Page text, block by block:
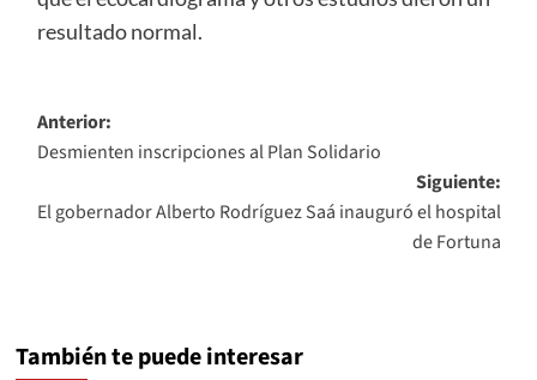
resultado normal.
Navegación
de
entradas
Anterior:
Desmienten inscripciones al Plan Solidario
Siguiente:
El gobernador Alberto Rodríguez Saá inauguró el hospital
de Fortuna
También te puede interesar